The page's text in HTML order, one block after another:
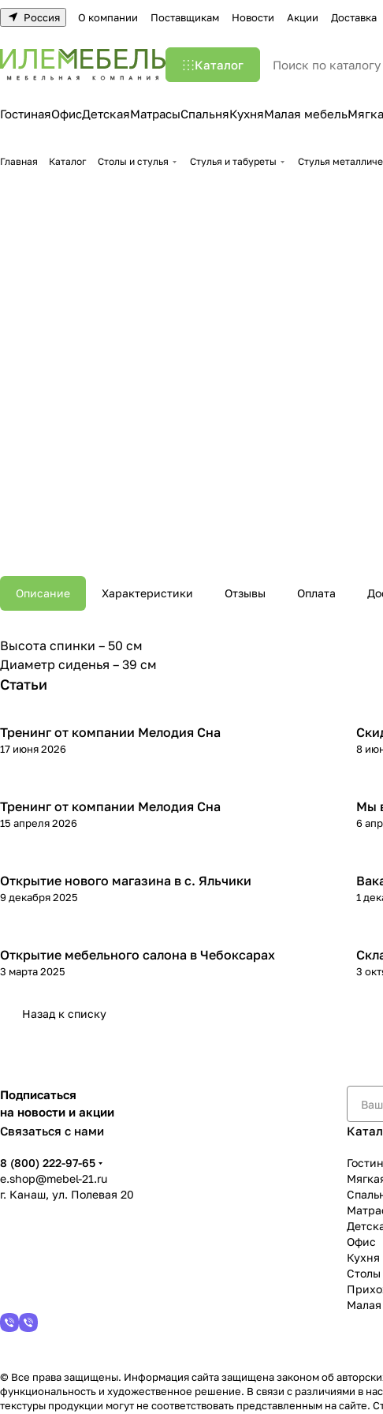
Россия О компании Поставщикам Новости Акции Доставка
Каталог
ГостинаяОфисДетскаяМатрасыСпальняКухняМалая мебель
Главная Каталог Столы и стулья Стулья и табуреты Стулья
Описание Характеристики Отзывы Оплата
Высота спинки – 50 см
Диаметр сиденья – 39 см
Статьи
Тренинг от компании Мелодия Сна
17 июня 2026 8
Тренинг от компании Мелодия Сна
15 апреля 2026
Мы
6
Открытие нового магазина в с. Яльчики
9 декабря 2025 1
Открытие мебельного салона в Чебоксарах
3 марта 2025 3
Назад к списку
Подписаться
на новости и акции
Связаться с нами
8 (800) 222-97-65
e.shop@mebel-21.ru
г. Канаш, ул. Полевая 20
Офис
Кухня
Столы
© Все права защищены. Информация сайта защищена законом об
функциональность и художественное решение. В связи с различиями в
текстуры продукции могут не соответствовать представленным на